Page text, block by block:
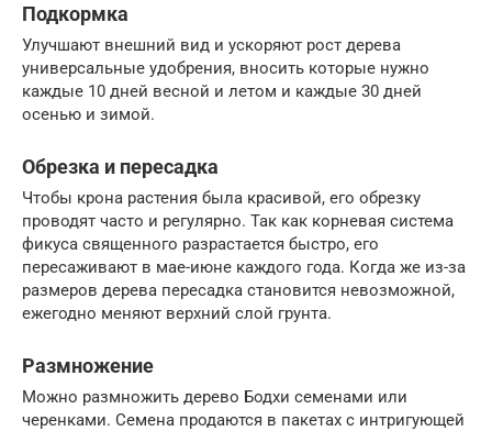
Подкормка
Улучшают внешний вид и ускоряют рост дерева
универсальные удобрения, вносить которые нужно
каждые 10 дней весной и летом и каждые 30 дней
осенью и зимой.
Обрезка и пересадка
Чтобы крона растения была красивой, его обрезку
проводят часто и регулярно. Так как корневая система
фикуса священного разрастается быстро, его
пересаживают в мае-июне каждого года. Когда же из-за
размеров дерева пересадка становится невозможной,
ежегодно меняют верхний слой грунта.
Размножение
Можно размножить дерево Бодхи семенами или
черенками. Семена продаются в пакетах с интригующей